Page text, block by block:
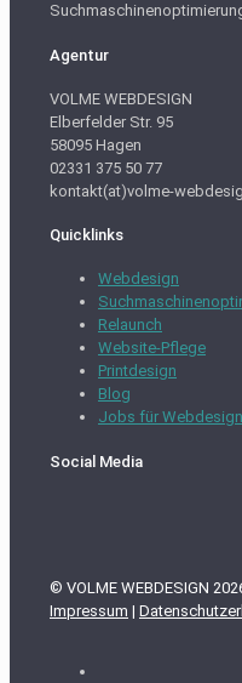
Agentur
VOLME WEBDESIGN
Elberfelder Str. 95
58095 Hagen
02331 375 50 77
kontakt(at)volme-
Quicklinks
Webdesign
Relaunch
Website-Pflege
Printdesign
Blog
Jobs für
Social Media
© VOLME WEBDESIGN
Impressum |